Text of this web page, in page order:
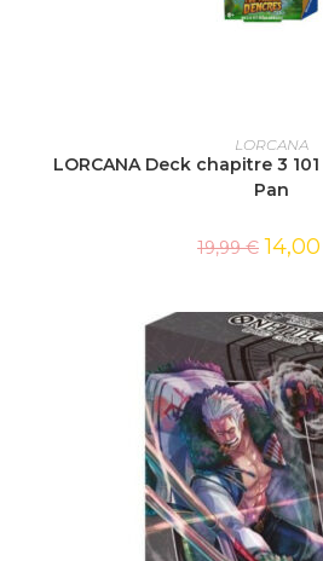
AJOUTER AU
LORCANA
LORCANA Deck chapitre 3
Pan
19,99€ 14,00